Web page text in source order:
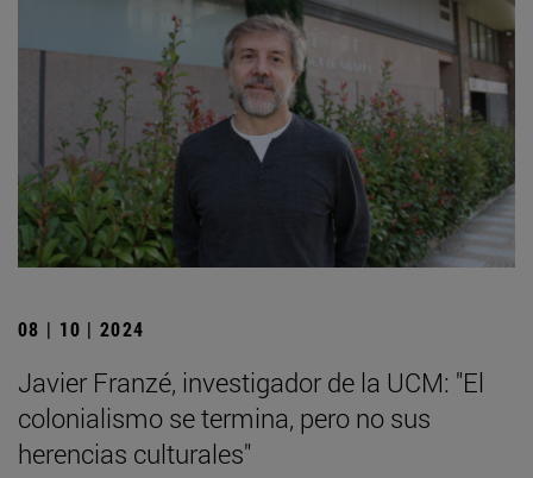
08 | 10 | 2024
Javier Franzé, investigador de la UCM: "El
colonialismo se termina, pero no sus
herencias culturales"